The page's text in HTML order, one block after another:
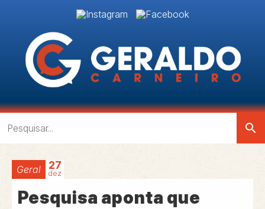
search
Geral 27
dez
Pesquisa aponta que